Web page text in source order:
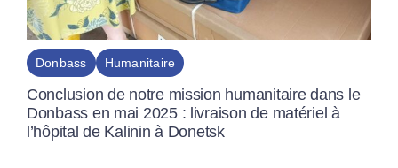
Donbass Humanitaire
Conclusion de notre mission humanitaire dans le
Donbass en mai 2025 : livraison de matériel à
l’hôpital de Kalinin à Donetsk